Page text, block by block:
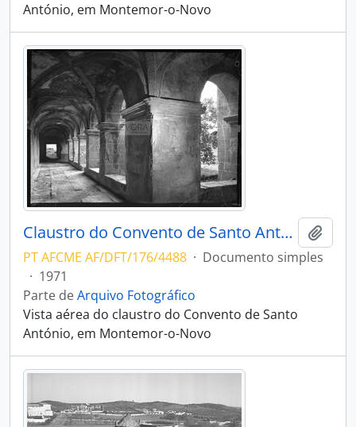
António, em Montemor-o-Novo
Claustro do Convento de Santo António
PT AFCME AF/DFT/176/4488 · Documento simples
· 1971
Parte deArquivo Fotográfico
Vista aérea do claustro do Convento de Santo
António, em Montemor-o-Novo